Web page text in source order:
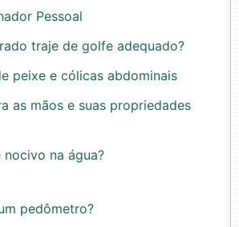
Pessoal
traje de golfe adequado?
peixe e cólicas abdominais
as mãos e suas propriedades
na água?
pedômetro?